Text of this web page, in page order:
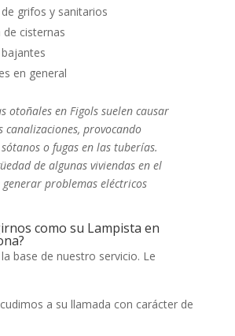
grifos y sanitarios
de cisternas
en general
otoñales en Figols suelen causar
canalizaciones, provocando
o fugas en las tuberías.
de algunas viviendas en el
problemas eléctricos
como su Lampista en
base de nuestro servicio. Le
a su llamada con carácter de